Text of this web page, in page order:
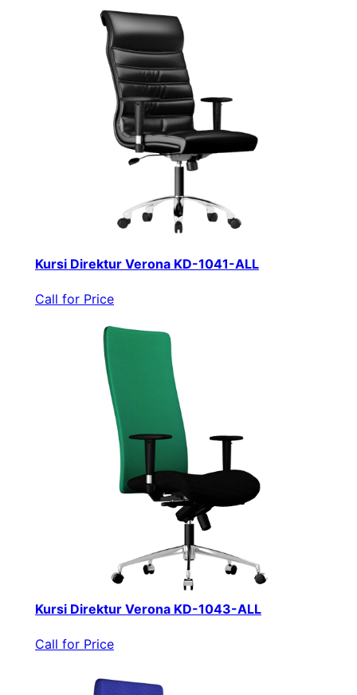
Kursi Direktur Verona KD-1041-ALL
Call for Price
Kursi Direktur Verona KD-1043-ALL
Call for Price